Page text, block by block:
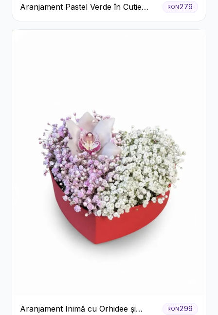
Aranjament Pastel Verde în Cutie
Galben Pal
RON279
Aranjament Inimă cu Orhidee și
RON299